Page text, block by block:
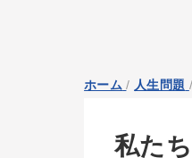
ホーム / 人生問題 /
私た